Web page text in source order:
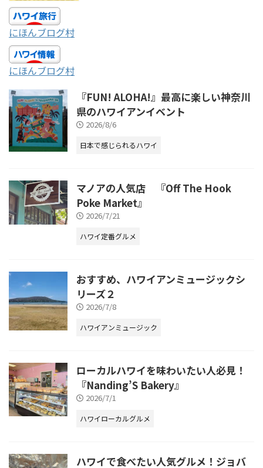
にほんブログ村
にほんブログ村
『FUN! ALOHA!』最高に楽しい神奈川
県のハワイアンイベント
2026/8/6
日本で感じられるハワイ
マノアの人気店 『Off The Hook
Poke Market』
2026/7/21
ハワイ定番グルメ
おすすめ、ハワイアンミュージックシ
リーズ２
2026/7/8
ハワイアンミュージック
ローカルハワイを味わいたい人必見！
『Nanding’S Bakery』
2026/7/1
ハワイローカルグルメ
ハワイで食べたい人気グルメ！ジョバ